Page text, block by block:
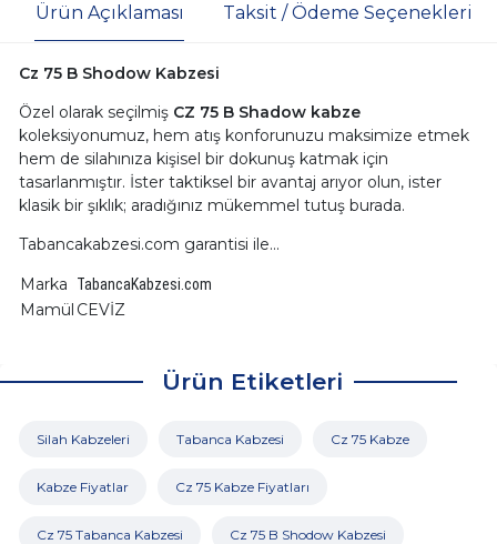
Ürün Açıklaması Taksit / Ödeme Seçenekleri
Cz 75 B Shodow Kabzesi
Özel olarak seçilmiş CZ 75 B Shadow kabze
koleksiyonumuz, hem atış konforunuzu maksimize etmek
hem de silahınıza kişisel bir dokunuş katmak için
tasarlanmıştır. İster taktiksel bir avantaj arıyor olun, ister
klasik bir şıklık; aradığınız mükemmel tutuş burada.
Tabancakabzesi.com garantisi ile...
Marka
TabancaKabzesi.com
Mamül CEVİZ
Ürün Etiketleri
Silah Kabzeleri Tabanca Kabzesi Cz 75 Kabze
Kabze Fiyatlar Cz 75 Kabze Fiyatları
Cz 75 Tabanca Kabzesi Cz 75 B Shodow Kabzesi